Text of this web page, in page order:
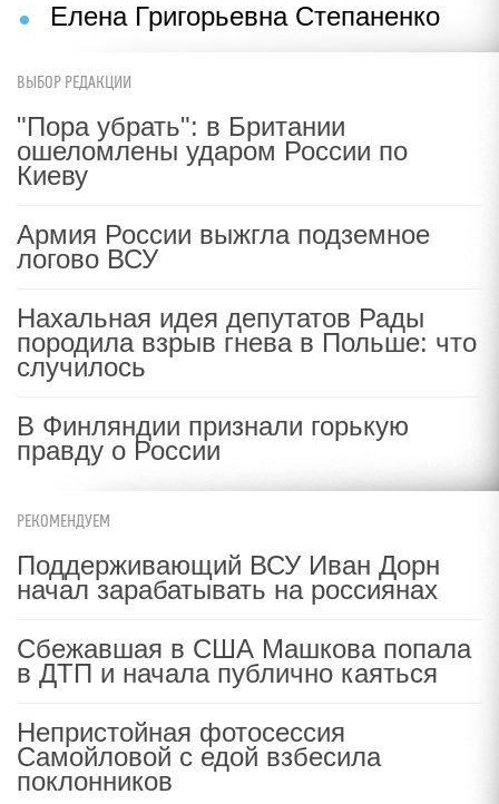
Елена Григорьевна Степаненко
ВЫБОР РЕДАКЦИИ
"Пора убрать": в Британии
ошеломлены ударом России по
Киеву
Армия России выжгла подземное
логово ВСУ
Нахальная идея депутатов Рады
породила взрыв гнева в Польше: что
случилось
В Финляндии признали горькую
правду о России
РЕКОМЕНДУЕМ
Поддерживающий ВСУ Иван Дорн
начал зарабатывать на россиянах
Сбежавшая в США Машкова попала
в ДТП и начала публично каяться
Непристойная фотосессия
Самойловой с едой взбесила
поклонников